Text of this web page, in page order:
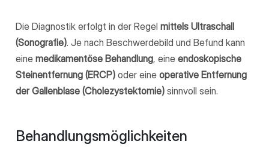
Die Diagnostik erfolgt in der Regelmittels Ultraschall
(Sonografie). Je nach Beschwerdebild und Befund kann
einemedikamentöse Behandlung, eineendoskopische
Steinentfernung (ERCP) oder eineoperative Entfernung
der Gallenblase (Cholezystektomie) sinnvoll sein.
Behandlungsmöglichkeiten